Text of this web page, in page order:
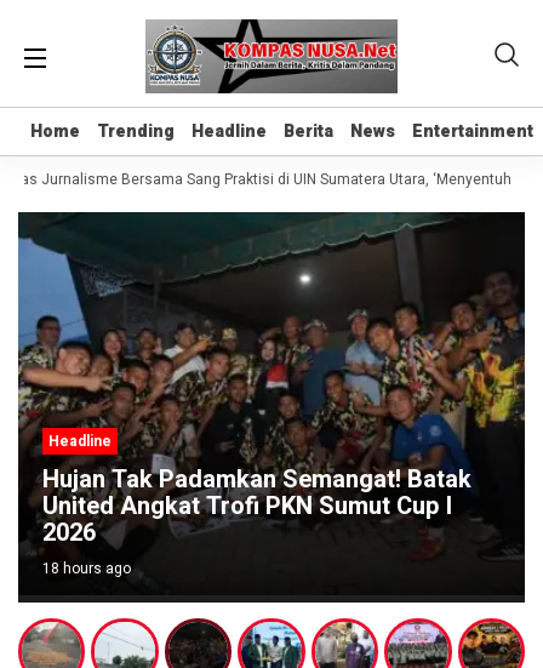
Home Trending Headline Berita News Entertainment
Home Trending Headline Berita News Entertainment
Jurnalisme Bersama Sang Praktisi di UIN Sumatera Utara, ‘Menyentuh Hati
Headline
Hujan Tak Padamkan Semangat! Batak
United Angkat Trofi PKN Sumut Cup I
2026
18 hours ago